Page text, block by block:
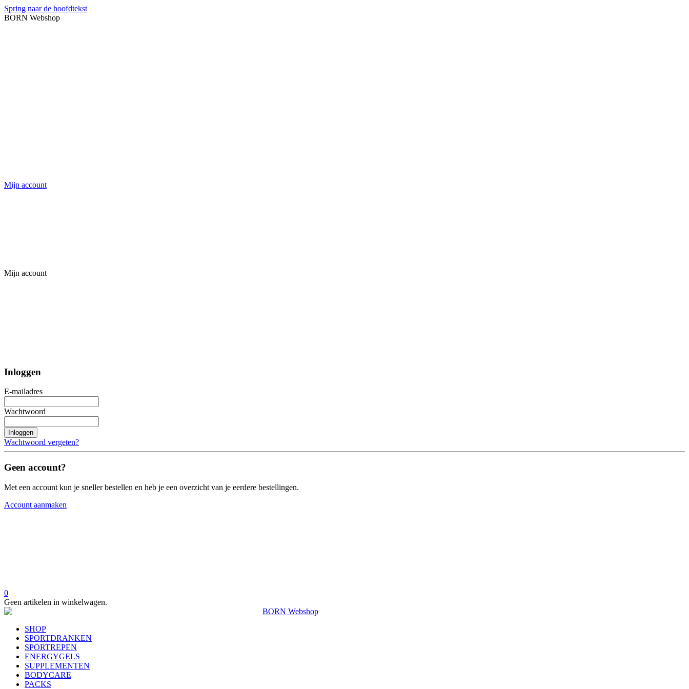
Spring naar de hoofdtekst
BORN Webshop
Mijn account
Mijn account
Inloggen
E-mailadres
Wachtwoord
Inloggen
Wachtwoord vergeten?
Geen account?
Met een account kun je sneller bestellen en heb je een overzicht van je eerdere bestellingen.
Account aanmaken
0
Geen artikelen in winkelwagen.
SHOP
SPORTDRANKEN
SPORTREPEN
ENERGYGELS
SUPPLEMENTEN
BODYCARE
PACKS